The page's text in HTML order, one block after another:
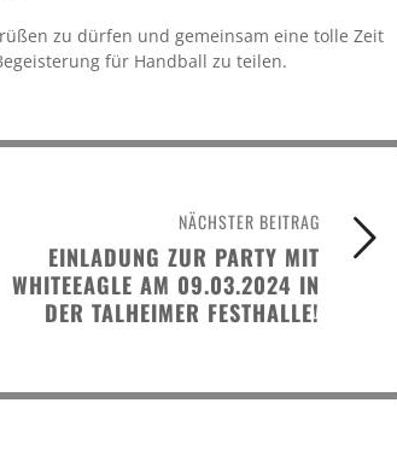
zu dürfen und gemeinsam eine tolle Zeit
für Handball zu teilen.
NÄCHSTER BEITRAG
EINLADUNG ZUR PARTY MIT
WHITEEAGLE AM 09.03.2024 IN
DER TALHEIMER FESTHALLE!